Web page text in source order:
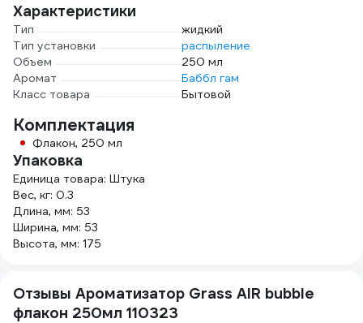
Характеристики
Тип
жидкий
Тип установки
распыление
Объем
250 мл
Аромат
Баббл гам
Класс товара
Бытовой
Комплектация
Флакон, 250 мл
Упаковка
Единица товара: Штука
Вес, кг: 0.3
Длина, мм: 53
Ширина, мм: 53
Высота, мм: 175
Отзывы Ароматизатор Grass AIR bubble
флакон 250мл 110323